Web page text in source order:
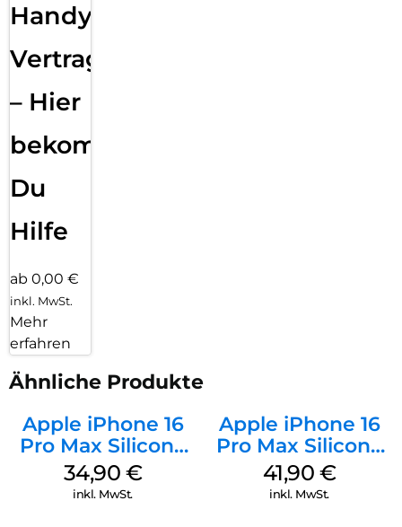
Handy
Vertragsabwicklung
– Hier
bekommst
Du
Hilfe
ab 0,00 €
inkl. MwSt.
Mehr
erfahren
Ähnliche Produkte
Apple iPhone 16
Pro Max Silicone
Case MagSafe
Denim
34,90 €
inkl. MwSt.
Apple iPhone 16
Pro Max Silicone
Case MagSafe
Ultramarine
41,90 €
inkl. MwSt.